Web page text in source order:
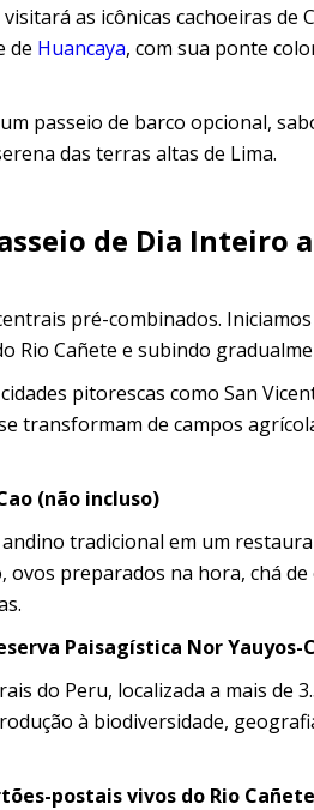
as icônicas cachoeiras de
de Huancaya, com sua ponte
passeio de barco opcional,
das terras altas de Lima.
de Dia Inteiro
pré-combinados.
Rio Cañete e subindo
pitorescas como San
transformam de campos
(não incluso)
tradicional em um
preparados na hora, chá de
Paisagística Nor Yauyos-
do Peru, localizada a mais de
à biodiversidade,
postais vivos do Rio Cañete